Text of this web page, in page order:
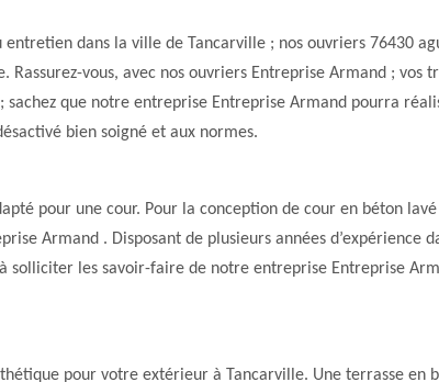
dans la ville de Tancarville ; nos ouvriers 76430
vous, avec nos ouvriers Entreprise Armand ; vos
que notre entreprise Entreprise Armand pourra
bien soigné et aux normes.
pour une cour. Pour la conception de cour en béton
Armand . Disposant de plusieurs années d’expérience
solliciter les savoir-faire de notre entreprise Entreprise
pour votre extérieur à Tancarville. Une terrasse en